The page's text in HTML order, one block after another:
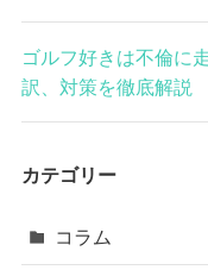
ゴルフ好きは不倫に
訳、対策を徹底解説
カテゴリー
コラム